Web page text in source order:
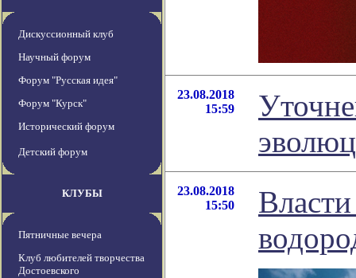
Дискуссионный клуб
Научный форум
Форум "Русская идея"
Форум "Курск"
Исторический форум
Детский форум
КЛУБЫ
Пятничные вечера
Клуб любителей творчества
Достоевского
23.08.2018
15:59
23.08.2018
15:50